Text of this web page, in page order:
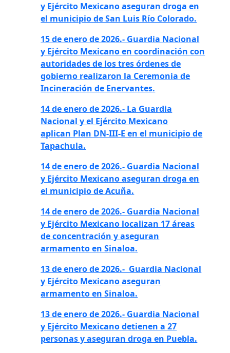
y Ejército Mexicano aseguran droga en
el municipio de San Luis Río Colorado.
15 de enero de 2026.- Guardia Nacional
y Ejército Mexicano en coordinación con
autoridades de los tres órdenes de
gobierno realizaron la Ceremonia de
Incineración de Enervantes.
14 de enero de 2026.- La Guardia
Nacional y el Ejército Mexicano
aplican Plan DN-III-E en el municipio de
Tapachula.
14 de enero de 2026.- Guardia Nacional
y Ejército Mexicano aseguran droga en
el municipio de Acuña.
14 de enero de 2026.- Guardia Nacional
y Ejército Mexicano localizan 17 áreas
de concentración y aseguran
armamento en Sinaloa.
13 de enero de 2026.- Guardia Nacional
y Ejército Mexicano aseguran
armamento en Sinaloa.
13 de enero de 2026.- Guardia Nacional
y Ejército Mexicano detienen a 27
personas y aseguran droga en Puebla.